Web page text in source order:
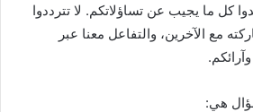
كل ما يجيب عن تساؤلاتكم. لا تترددوا
مع الآخرين، والتفاعل معنا عبر
هي: